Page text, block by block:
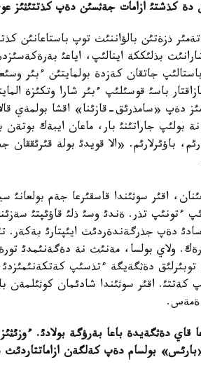
كذشتئ ازامات جةثسئن دةپ كذتتئثئز
ذزةتئن بالؤاننئث توپ باستاعانئن
بذلئككة اينالئپ، اياعئ
جاتقان كةزدة بولمايتئن ءبئر
باسئ قوسئلئپ ءبئر شارا وتكئزة
دةپ «سامذرئق-قازئنا» اقشا بولمةي
بولئپ جاراتئنئ بار، ماعان ايبةك
باؤئرلارئم. «الا قويدئ بولة
اقئر سوثئندا قاسقئرعا جةم بولعانئ
ءتونئپ تذر. ةندئ وسئ ذلئ قاؤئپتئ
دةپ جذرگةندةردئث ايئپتارئ بةكةر.
ولاي بولسا، مةنئث نة دةگةنئمدئ
دةثگةيگة ءتذسئپ
كةتتئ. اقئر سوثئندا شادئمان
ةمةس.
قاي دةثگةيدة باعا بةرؤگة بولادئ.
بارئس» بولسام دةپ كةلگةن ازاماتتاردئث